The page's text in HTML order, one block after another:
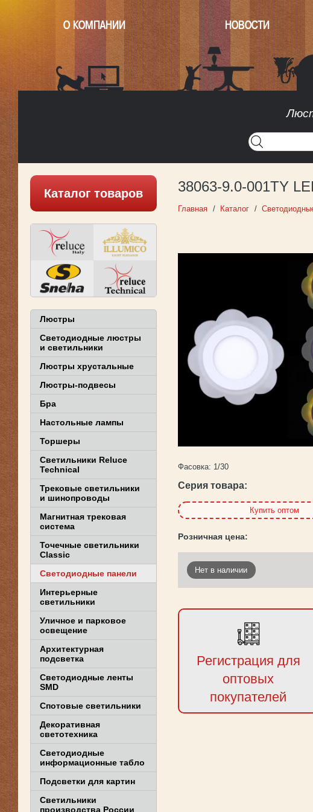
О КОМПАНИИ НОВОСТИ
Написать нам
Карта
38063-9.0-001TY
Главная Каталог
Фасовка: 1/30
Серия товара:
Купить оптом
Нет в наличии
Регистрация для
оптовых
покупателей
Каталог товаров
Люстры
Светодиодные люстры
и светильники
Люстры хрустальные
Люстры-подвесы
Бра
Настольные лампы
Торшеры
Светильники Reluce
Technical
Трековые светильники
и шинопроводы
Магнитная трековая
система
Точечные светильники
Classic
Светодиодные панели
Интерьерные
светильники
Уличное и парковое
освещение
Архитектурная
подсветка
Светодиодные ленты
SMD
Спотовые светильники
Декоративная
светотехника
Светодиодные
информационные табло
Подсветки для картин
Светильники
производства России